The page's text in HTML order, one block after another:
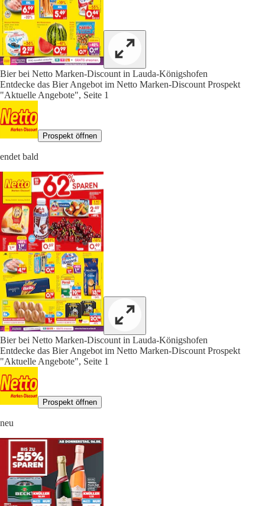
Bier bei Netto Marken-Discount in Lauda-Königshofen
Entdecke das Bier Angebot im Netto Marken-Discount Prospekt
"Aktuelle Angebote", Seite 1
Prospekt öffnen
endet bald
Bier bei Netto Marken-Discount in Lauda-Königshofen
Entdecke das Bier Angebot im Netto Marken-Discount Prospekt
"Aktuelle Angebote", Seite 1
Prospekt öffnen
neu